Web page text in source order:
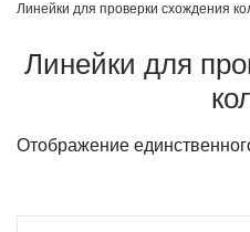
линейки для проверки схождения
линейки для проверки схождения
Отображение